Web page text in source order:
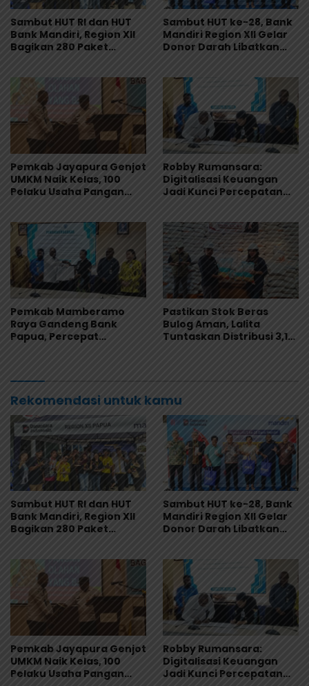
Sambut HUT RI dan HUT
Bank Mandiri, Region XII
Bagikan 280 Paket
Sambut HUT ke-28, Bank
Mandiri Region XII Gelar
Donor Darah Libatkan
Pemkab Jayapura Genjot
UMKM Naik Kelas, 100
Pelaku Usaha Pangan
Robby Rumansara:
Digitalisasi Keuangan
Jadi Kunci Percepatan
Pemkab Mamberamo
Raya Gandeng Bank
Papua, Percepat
Pastikan Stok Beras
Bulog Aman, Lalita
Tuntaskan Distribusi 3,1
Rekomendasi untuk kamu
Sambut HUT RI dan HUT
Bank Mandiri, Region XII
Bagikan 280 Paket
Sambut HUT ke-28, Bank
Mandiri Region XII Gelar
Donor Darah Libatkan
Pemkab Jayapura Genjot
UMKM Naik Kelas, 100
Pelaku Usaha Pangan
Robby Rumansara:
Digitalisasi Keuangan
Jadi Kunci Percepatan